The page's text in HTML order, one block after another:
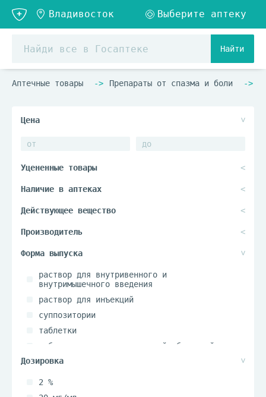
Найти
Аптечные товары Препараты от спазма и боли
раствор для внутривенного и
внутримышечного введения
раствор для инъекций
суппозитории
таблетки
таблетки покрытые пленочной оболочкой
2 %